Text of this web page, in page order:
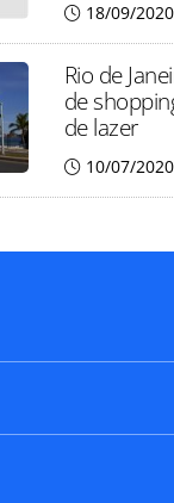
18/09/
Rio de
de
de lazer
10/07/